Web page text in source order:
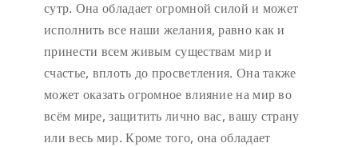
сутр. Она обладает огромной силой и может
исполнить все наши желания, равно как и
принести всем живым существам мир и
счастье, вплоть до просветления. Она также
может оказать огромное влияние на мир во
всём мире, защитить лично вас, вашу страну
или весь мир. Кроме того, она обладает